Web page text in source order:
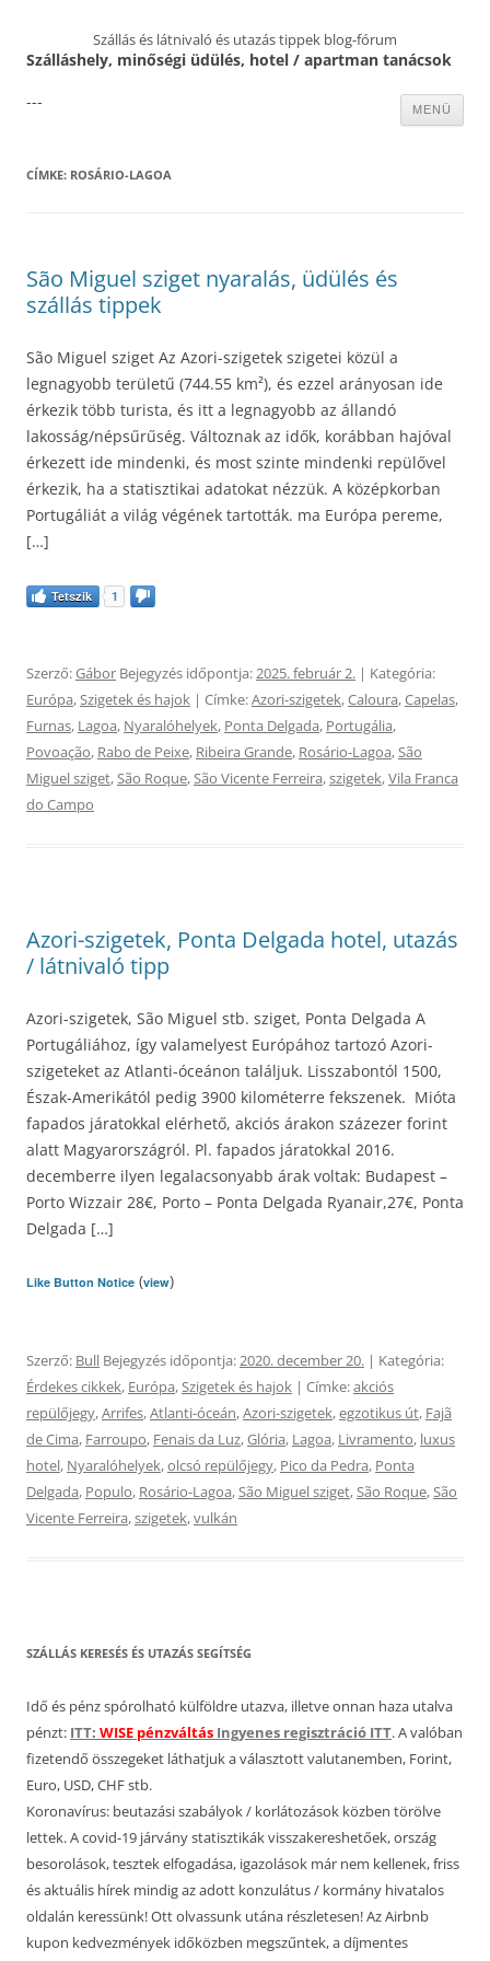
Szállás és látnivaló és utazás tippek blog-fórum
Szálláshely, minőségi üdülés, hotel / apartman tanácsok
MENÜ
---
CÍMKE: ROSÁRIO-LAGOA
São Miguel sziget nyaralás, üdülés és
szállás tippek
São Miguel sziget Az Azori-szigetek szigetei közül a
legnagyobb területű (744.55 km²), és ezzel arányosan ide
érkezik több turista, és itt a legnagyobb az állandó
lakosság/népsűrűség. Változnak az idők, korábban hajóval
érkezett ide mindenki, és most szinte mindenki repülővel
érkezik, ha a statisztikai adatokat nézzük. A középkorban
Portugáliát a világ végének tartották. ma Európa pereme,
[…]
Tetszik 1
Szerző:Gábor Bejegyzés időpontja:2025. február 2. | Kategória:
Európa,Szigetek és hajok | Címke:Azori-szigetek,Caloura,Capelas,
Furnas, Lagoa, Nyaralóhelyek, Ponta Delgada, Portugália,
Povoação, Rabo de Peixe, Ribeira Grande, Rosário-Lagoa,São
Miguel sziget,São Roque,São Vicente Ferreira,szigetek,Vila Franca
do Campo
Azori-szigetek, Ponta Delgada hotel, utazás
/ látnivaló tipp
Azori-szigetek, São Miguel stb. sziget, Ponta Delgada A
Portugáliához, így valamelyest Európához tartozó Azori-
szigeteket az Atlanti-óceánon találjuk. Lisszabontól 1500,
Észak-Amerikától pedig 3900 kilométerre fekszenek. Mióta
fapados járatokkal elérhető, akciós árakon százezer forint
alatt Magyarországról. Pl. fapados járatokkal 2016.
decemberre ilyen legalacsonyabb árak voltak: Budapest –
Porto Wizzair 28€, Porto – Ponta Delgada Ryanair,27€, Ponta
Delgada […]
Like Button Notice (view)
Szerző: Bull Bejegyzés időpontja:2020. december 20. | Kategória:
Érdekes cikkek, Európa,Szigetek és hajok | Címke:akciós
repülőjegy,Arrifes,Atlanti-óceán,Azori-szigetek,egzotikus út, Fajã
de Cima, Farroupo, Fenais da Luz,Glória, Lagoa, Livramento, luxus
hotel, Nyaralóhelyek,olcsó repülőjegy, Pico da Pedra, Ponta
Delgada, Populo, Rosário-Lagoa,São Miguel sziget,São Roque,São
Vicente Ferreira,szigetek,vulkán
SZÁLLÁS KERESÉS ÉS UTAZÁS SEGÍTSÉG
Idő és pénz spórolható külföldre utazva, illetve onnan haza utalva
pénzt: ITT: WISE pénzváltás Ingyenes regisztráció ITT. A valóban
fizetendő összegeket láthatjuk a választott valutanemben, Forint,
Euro, USD, CHF stb.
Koronavírus: beutazási szabályok / korlátozások közben törölve
lettek. A covid-19 járvány statisztikák visszakereshetőek, ország
besorolások, tesztek elfogadása, igazolások már nem kellenek, friss
és aktuális hírek mindig az adott konzulátus / kormány hivatalos
oldalán keressünk! Ott olvassunk utána részletesen! Az Airbnb
kupon kedvezmények időközben megszűntek, a díjmentes